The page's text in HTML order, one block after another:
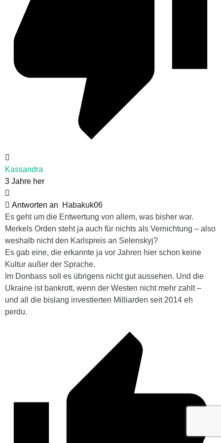
Kassandra
3 Jahre her
Antworten an
Habakuk06
Es geht um die Entwertung von allem, was bisher war.
Merkels Orden steht ja auch für nichts als Vernichtung – also
weshalb nicht den Karlspreis an Selenskyj?
Es gab eine, die erkannte ja vor Jahren hier schon keine
Kultur außer der Sprache.
Im Donbass soll es übrigens nicht gut aussehen. Und die
Ukraine ist bankrott, wenn der Westen nicht mehr zahlt –
und all die bislang investierten Milliarden seit 2014 eh
perdu.